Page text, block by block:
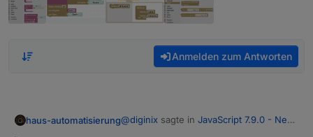
Anmelden zum Antworten
haus-automatisierung@diginix sagte in JavaScript 7.9.0 - Neue